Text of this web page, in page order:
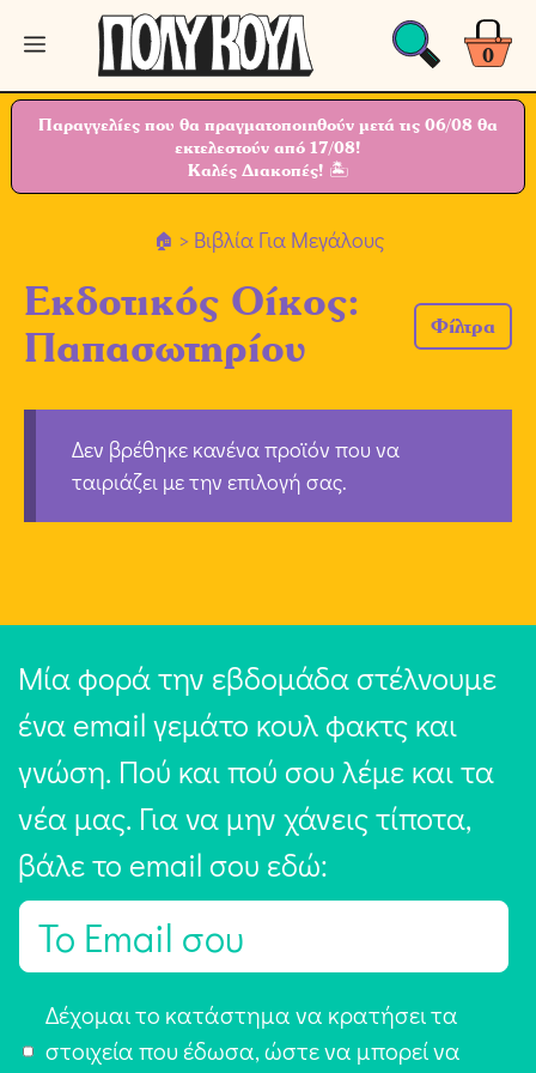
Μετάβαση
περιεχόμενο
0
Μενού
Παραγγελίες που θα πραγματοποιηθούν μετά τις 06/08 θα
εκτελεστούν από 17/08!
Καλές Διακοπές! 🏝
> Βιβλία Για Μεγάλους
Εκδοτικός Οίκος:
Παπασωτηρίου
Φίλτρα
Δεν βρέθηκε κανένα προϊόν που να
ταιριάζει με την επιλογή σας.
Μία φορά την εβδομάδα στέλνουμε
ένα email γεμάτο κουλ φακτς και
γνώση. Πού και πού σου λέμε και τα
νέα μας. Για να μην χάνεις τίποτα,
βάλε το email σου εδώ:
E
π
Δέχομαι το κατάστημα να κρατήσει τα
στοιχεία που έδωσα, ώστε να μπορεί να